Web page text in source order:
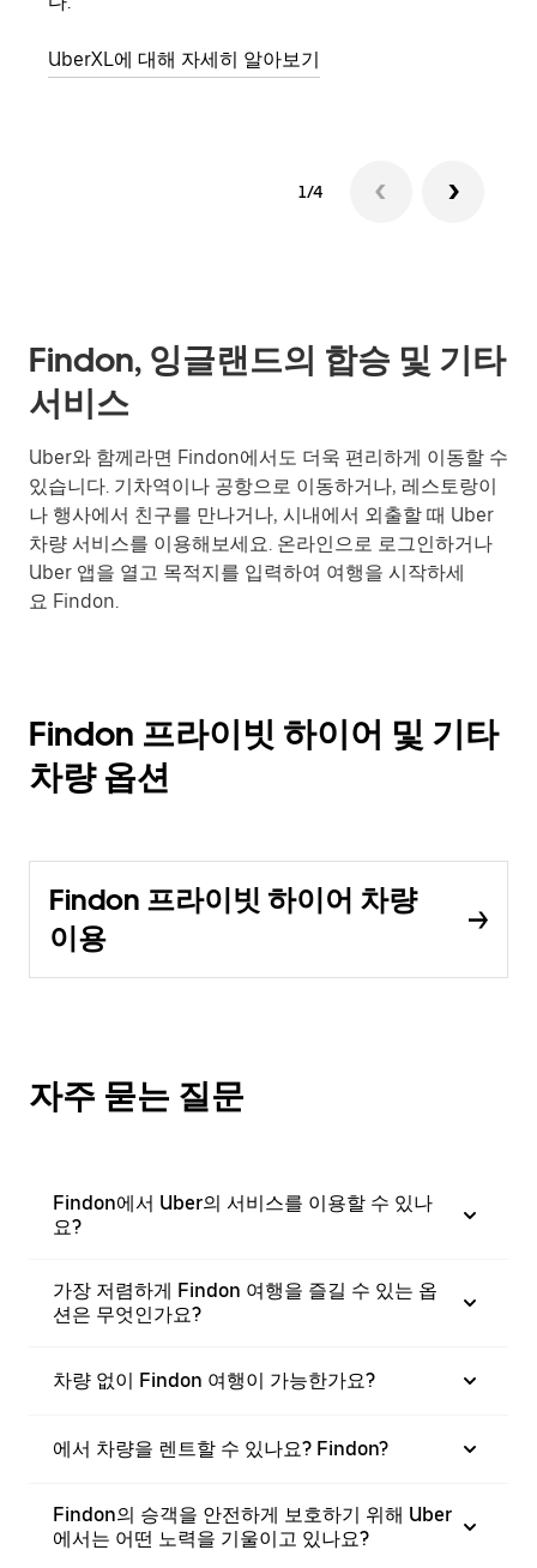
UberXL에 대해 자세히 알아보기
1/4
Findon, 잉글랜드의 합승 및 기타
서비스
Uber와 함께라면 Findon에서도 더욱 편리하게 이동할 수
있습니다. 기차역이나 공항으로 이동하거나, 레스토랑이
나 행사에서 친구를 만나거나, 시내에서 외출할 때 Uber
차량 서비스를 이용해보세요. 온라인으로 로그인하거나
Uber 앱을 열고 목적지를 입력하여 여행을 시작하세
요 Findon.
Findon 프라이빗 하이어 및 기타
차량 옵션
Findon 프라이빗 하이어 차량
이용
자주 묻는 질문
Findon에서 Uber의 서비스를 이용할 수 있나
요?
가장 저렴하게 Findon 여행을 즐길 수 있는 옵
션은 무엇인가요?
차량 없이 Findon 여행이 가능한가요?
에서 차량을 렌트할 수 있나요? Findon?
Findon의 승객을 안전하게 보호하기 위해 Uber
에서는 어떤 노력을 기울이고 있나요?